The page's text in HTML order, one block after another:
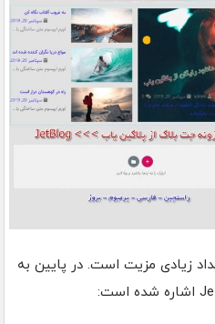
زیادی مزیت است. در پایین به